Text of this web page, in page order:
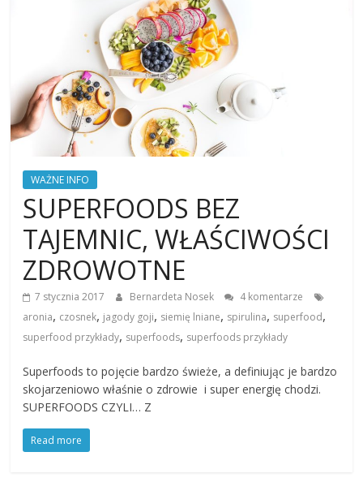
WAŻNE INFO
SUPERFOODS BEZ
TAJEMNIC, WŁAŚCIWOŚCI
ZDROWOTNE
7 stycznia 2017 Bernardeta Nosek
4 komentarze
aronia, czosnek, jagody goji, siemię lniane, spirulina, superfood,
superfood przykłady, superfoods, superfoods przykłady
Superfoods to pojęcie bardzo świeże, a definiując je bardzo
skojarzeniowo właśnie o zdrowie i super energię chodzi.
SUPERFOODS CZYLI… Z
Read more